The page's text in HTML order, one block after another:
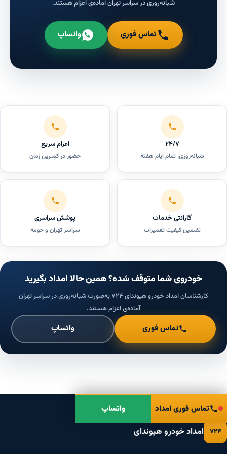
شبانه‌روزی در سراسر تهران آماده‌ی اعزام هستند.
تماس فوری واتساپ
۲۴/۷
شبانه‌روزی، تمام ایام هفته
اعزام سریع
حضور در کمترین زمان
گارانتی خدمات
تضمین کیفیت تعمیرات
پوشش سراسری
سراسر تهران و حومه
خودروی شما متوقف شده؟ همین حالا امداد بگیرید
کارشناسان امداد خودرو هیوندای ۷۲۴ به‌صورت شبانه‌روزی در سراسر تهران
آماده‌ی اعزام هستند.
تماس فوری واتساپ
تماس فوری امداد واتساپ
۷۲۴ امداد خودرو هیوندای